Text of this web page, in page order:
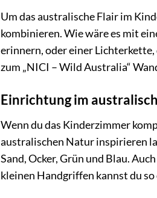
Um das australische Flair im
kombinieren. Wie wäre es mit
erinnern, oder einer
zum „NICI – Wild Australia“
Einrichtung im
Wenn du das Kinderzimmer
australischen Natur inspirieren
Sand, Ocker, Grün und Blau.
kleinen Handgriffen kannst du